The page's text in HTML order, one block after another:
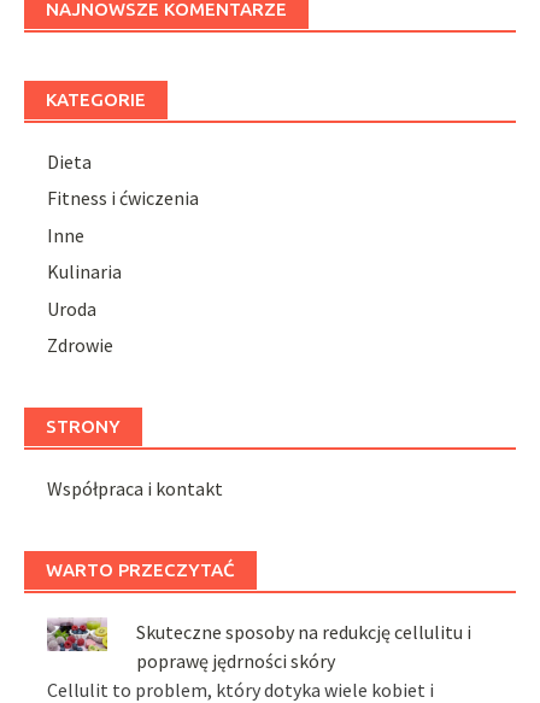
NAJNOWSZE KOMENTARZE
KATEGORIE
Dieta
Fitness i ćwiczenia
Inne
Kulinaria
Uroda
Zdrowie
STRONY
Współpraca i kontakt
WARTO PRZECZYTAĆ
Skuteczne sposoby na redukcję cellulitu i
poprawę jędrności skóry
Cellulit to problem, który dotyka wiele kobiet i